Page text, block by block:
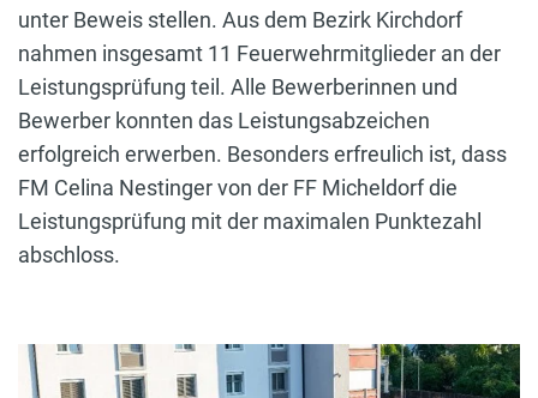
unter Beweis stellen. Aus dem Bezirk Kirchdorf
nahmen insgesamt 11 Feuerwehrmitglieder an der
Leistungsprüfung teil. Alle Bewerberinnen und
Bewerber konnten das Leistungsabzeichen
erfolgreich erwerben. Besonders erfreulich ist, dass
FM Celina Nestinger von der FF Micheldorf die
Leistungsprüfung mit der maximalen Punktezahl
abschloss.